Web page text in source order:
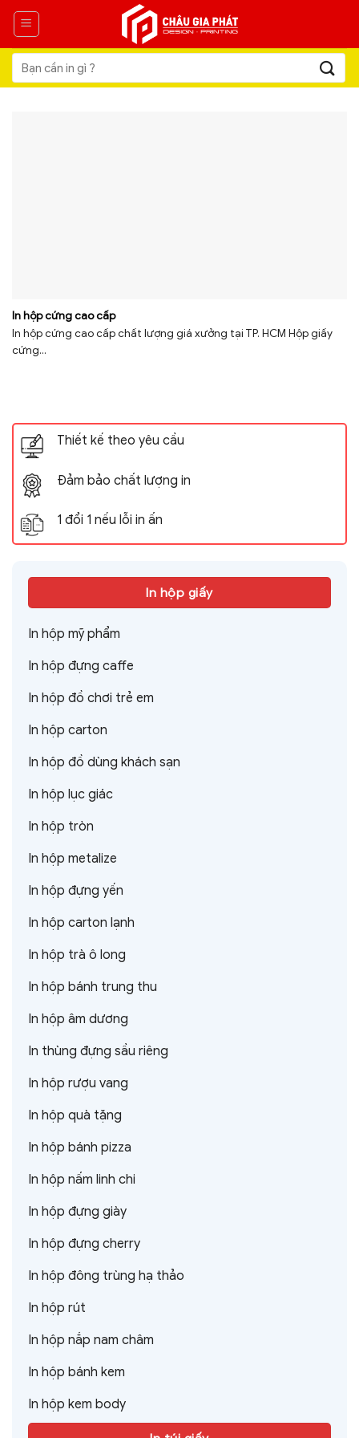
Skip
content
Tìm
kiếm:
In hộp cứng cao cấp
In hộp cứng cao cấp chất lượng giá xưởng tại TP. HCM Hộp giấy
cứng...
Thiết kế theo yêu cầu
Đảm bảo chất lượng in
1 đổi 1 nếu lỗi in ấn
In hộp giấy
In hộp mỹ phẩm
In hộp đựng caffe
In hộp đồ chơi trẻ em
In hộp carton
In hộp đồ dùng khách sạn
In hộp lục giác
In hộp tròn
In hộp metalize
In hộp đựng yến
In hộp carton lạnh
In hộp trà ô long
In hộp bánh trung thu
In hộp âm dương
In thùng đựng sầu riêng
In hộp rượu vang
In hộp quà tặng
In hộp bánh pizza
In hộp nấm linh chi
In hộp đựng giày
In hộp đựng cherry
In hộp đông trùng hạ thảo
In hộp rút
In hộp nắp nam châm
In hộp bánh kem
In hộp kem body